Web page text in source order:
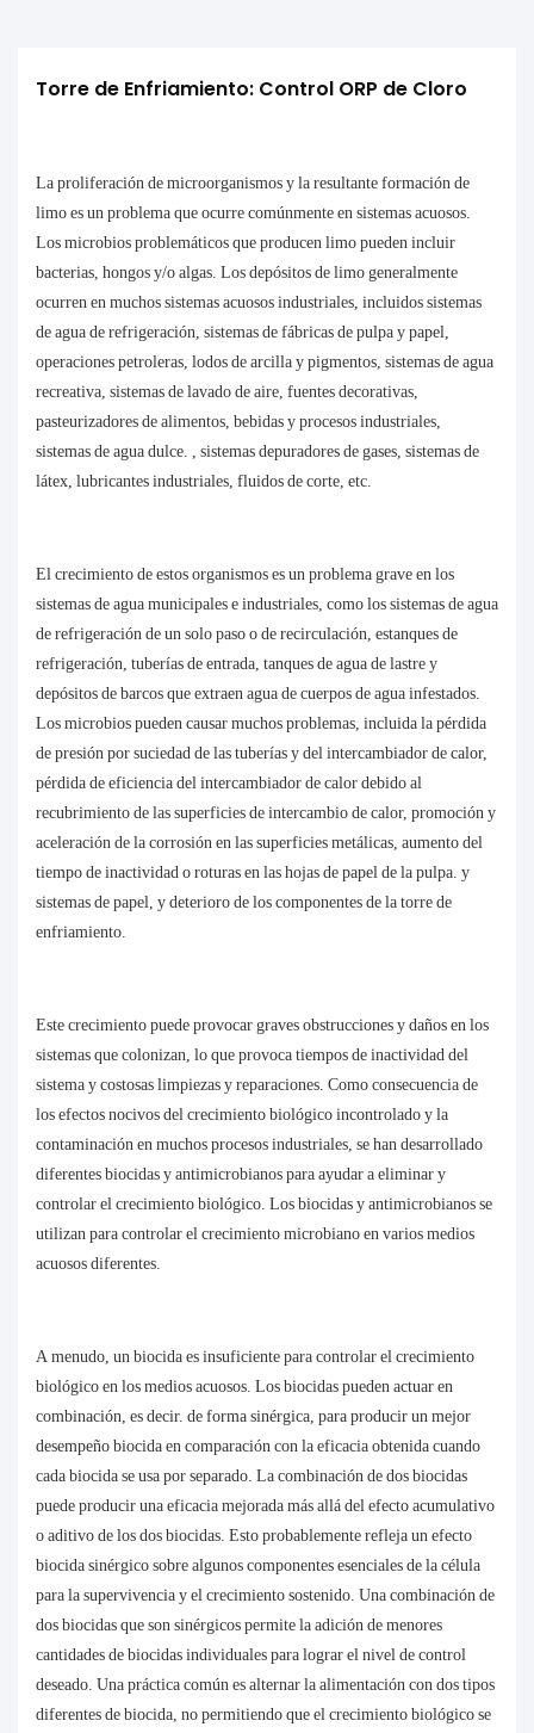
Torre de Enfriamiento: Control ORP de Cloro
La proliferación de microorganismos y la resultante formación de
limo es un problema que ocurre comúnmente en sistemas acuosos.
Los microbios problemáticos que producen limo pueden incluir
bacterias, hongos y/o algas. Los depósitos de limo generalmente
ocurren en muchos sistemas acuosos industriales, incluidos sistemas
de agua de refrigeración, sistemas de fábricas de pulpa y papel,
operaciones petroleras, lodos de arcilla y pigmentos, sistemas de agua
recreativa, sistemas de lavado de aire, fuentes decorativas,
pasteurizadores de alimentos, bebidas y procesos industriales,
sistemas de agua dulce. , sistemas depuradores de gases, sistemas de
látex, lubricantes industriales, fluidos de corte, etc.
El crecimiento de estos organismos es un problema grave en los
sistemas de agua municipales e industriales, como los sistemas de agua
de refrigeración de un solo paso o de recirculación, estanques de
refrigeración, tuberías de entrada, tanques de agua de lastre y
depósitos de barcos que extraen agua de cuerpos de agua infestados.
Los microbios pueden causar muchos problemas, incluida la pérdida
de presión por suciedad de las tuberías y del intercambiador de calor,
pérdida de eficiencia del intercambiador de calor debido al
recubrimiento de las superficies de intercambio de calor, promoción y
aceleración de la corrosión en las superficies metálicas, aumento del
tiempo de inactividad o roturas en las hojas de papel de la pulpa. y
sistemas de papel, y deterioro de los componentes de la torre de
enfriamiento.
Este crecimiento puede provocar graves obstrucciones y daños en los
sistemas que colonizan, lo que provoca tiempos de inactividad del
sistema y costosas limpiezas y reparaciones. Como consecuencia de
los efectos nocivos del crecimiento biológico incontrolado y la
contaminación en muchos procesos industriales, se han desarrollado
diferentes biocidas y antimicrobianos para ayudar a eliminar y
controlar el crecimiento biológico. Los biocidas y antimicrobianos se
utilizan para controlar el crecimiento microbiano en varios medios
acuosos diferentes.
A menudo, un biocida es insuficiente para controlar el crecimiento
biológico en los medios acuosos. Los biocidas pueden actuar en
combinación, es decir. de forma sinérgica, para producir un mejor
desempeño biocida en comparación con la eficacia obtenida cuando
cada biocida se usa por separado. La combinación de dos biocidas
puede producir una eficacia mejorada más allá del efecto acumulativo
o aditivo de los dos biocidas. Esto probablemente refleja un efecto
biocida sinérgico sobre algunos componentes esenciales de la célula
para la supervivencia y el crecimiento sostenido. Una combinación de
dos biocidas que son sinérgicos permite la adición de menores
cantidades de biocidas individuales para lograr el nivel de control
deseado. Una práctica común es alternar la alimentación con dos tipos
diferentes de biocida, no permitiendo que el crecimiento biológico se